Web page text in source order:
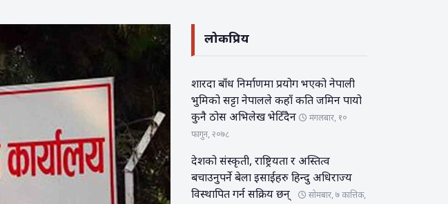
लोकप्रिय
शारदा बाँध निर्माणमा प्रयोग भएको नेपाली
भुमिको सट्टा नेपालले कहाँ कति जमिन पायो
कुनै ठोस अभिलेख भेटिँदैन
मंगलबार, १०
फागुन, २०७८
देशको संस्कृती, राष्ट्रियता र अस्तित्व
बचाउनुपर्ने बेला इसाईहरु हिन्दु अधिराज्य
विस्थापित गर्न सक्रिय छन्
सोमबार, ७ कात्तिक,